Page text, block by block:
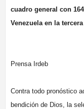
cuadro general con
Venezuela en la
Prensa Irdeb
Contra todo pronóstico
bendición de Dios, la